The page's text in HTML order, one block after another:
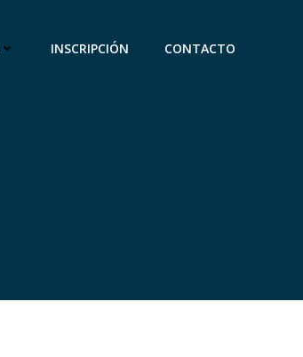
INSCRIPCIÓN CONTACTO